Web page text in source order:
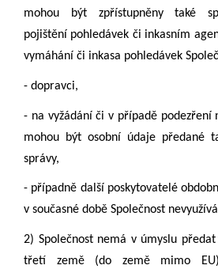
mohou být zpřístupněny také
pojištění pohledávek či inkasním
vymáhání či inkasa pohledávek
- dopravci,
- na vyžádání či v případě podezření
mohou být osobní údaje předané
správy,
- případně další poskytovatelé
v současné době Společnost
2) Společnost nemá v úmyslu
třetí země (do země mimo